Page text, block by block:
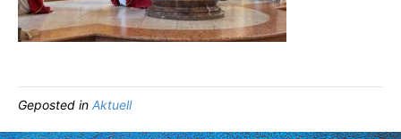
Geposted in Aktuell